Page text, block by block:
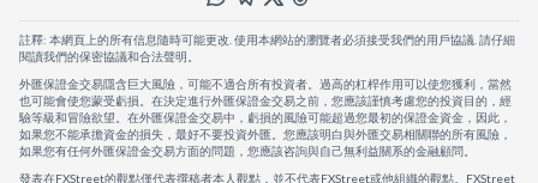
註釋: 本網頁上的所有信息隨時可能更改. 使用本網站的瀏覽者必須接受我們的用戶協議. 請仔細
閱讀我們的保密協議和合法聲明。
外匯保證金交易隱含巨大風險，可能不適合所有投資者。過高的杠桿作用可以使您獲利，當然
也可能會使您蒙受虧損。在決定進行外匯保證金交易之前，您應該謹慎考慮您的投資目的，經
驗等級和冒險欲望。在外匯保證金交易中，虧損的風險可能超過您最初的保證金資金，因此，
如果您不能承擔資金的損失，最好不要投資外匯。您應該明白與外匯交易相關聯的所有風險，
如果您有任何外匯保證金交易方面的問題，您應該咨詢與自己無利益關系的金融顧問。
發表在FXStreet的觀點僅代表撰稿者本人觀點，並不代表FXStreet或他組織的觀點。FXStreet